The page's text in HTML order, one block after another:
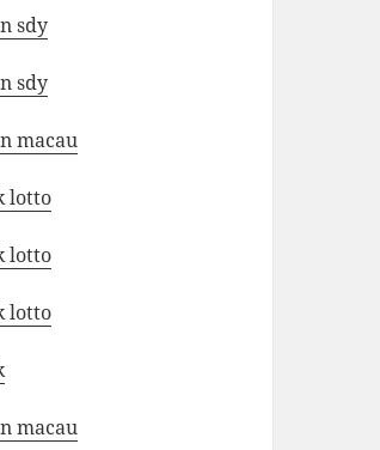
sdy
sdy
macau
lotto
lotto
lotto
macau